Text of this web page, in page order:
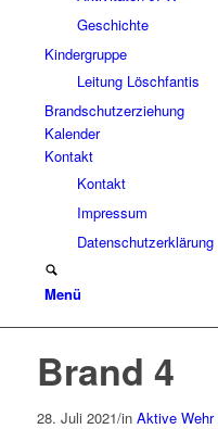
Geschichte
Kindergruppe
Leitung Löschfantis
Brandschutzerziehung
Kalender
Kontakt
Kontakt
Impressum
Datenschutzerklärung
Menü
Brand 4
28. Juli 2021/in Aktive Wehr